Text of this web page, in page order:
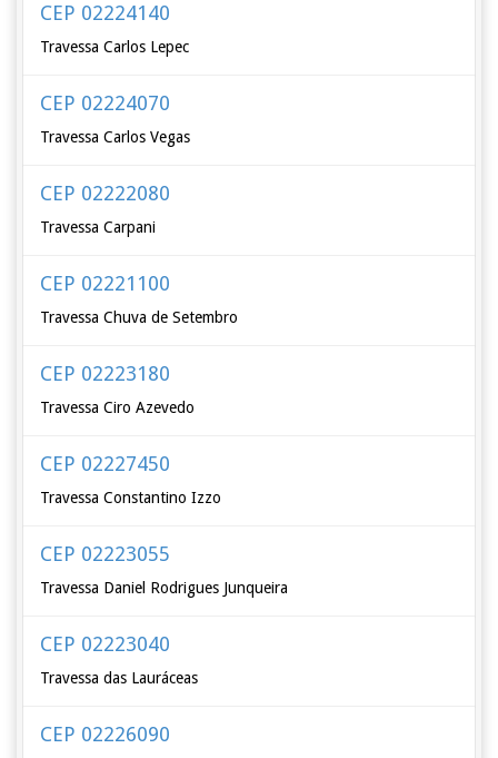
CEP 02224140
Travessa Carlos Lepec
CEP 02224070
Travessa Carlos Vegas
CEP 02222080
Travessa Carpani
CEP 02221100
Travessa Chuva de Setembro
CEP 02223180
Travessa Ciro Azevedo
CEP 02227450
Travessa Constantino Izzo
CEP 02223055
Travessa Daniel Rodrigues Junqueira
CEP 02223040
Travessa das Lauráceas
CEP 02226090